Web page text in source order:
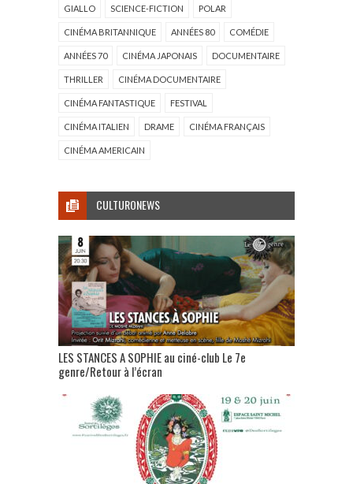
GIALLO SCIENCE-FICTION POLAR
CINÉMA BRITANNIQUE ANNÉES 80 COMÉDIE
ANNÉES 70 CINÉMA JAPONAIS DOCUMENTAIRE
THRILLER CINÉMA DOCUMENTAIRE
CINÉMA FANTASTIQUE FESTIVAL
CINÉMA ITALIEN DRAME CINÉMA FRANÇAIS
CINÉMA AMERICAIN
CULTURONEWS
LES STANCES A SOPHIE au ciné-club Le 7e
genre/Retour à l’écran